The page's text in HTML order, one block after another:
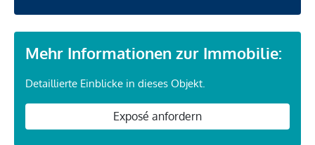
Mehr Informationen zur Immobilie:
Detaillierte Einblicke in dieses Objekt.
Exposé anfordern